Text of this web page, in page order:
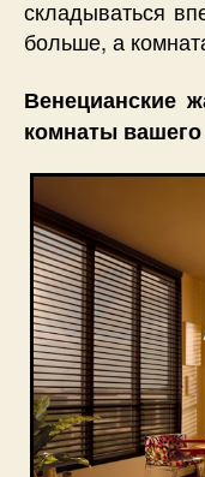
складываться
больше, а
Венецианские
комнаты